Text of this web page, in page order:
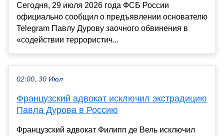
Сегодня, 29 июля 2026 года ФСБ России
официально сообщил о предъявлении основателю
Telegram Павлу Дурову заочного обвинения в
«содействии террористич...
02:00, 30 Июл
Французский адвокат исключил экстрадицию
Павла Дурова в Россию
Французский адвокат Филипп де Вель исключил